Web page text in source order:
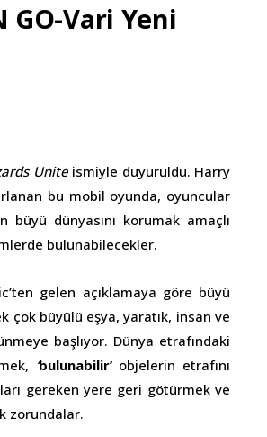
GO-Vari Yeni
Uniteismiyle duyuruldu. Harry
bu mobil oyunda, oyuncular
büyü dünyasını korumak amaçlı
bulunabilecekler.
gelen açıklamaya göre büyü
çok büyülü eşya, yaratık, insan ve
başlıyor. Dünya etrafındaki
‘bulunabilir’objelerin etrafını
gereken yere geri götürmek ve
zorundalar.